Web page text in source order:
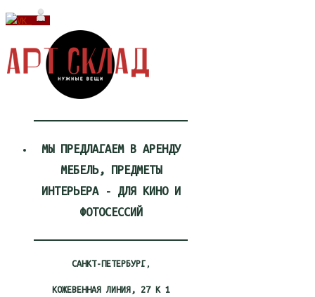
Перейти
содержимому
МЫ ПРЕДЛАГАЕМ В АРЕНДУ
МЕБЕЛЬ, ПРЕДМЕТЫ
ИНТЕРЬЕРА - ДЛЯ КИНО И
ФОТОСЕССИЙ
САНКТ-ПЕТЕРБУРГ,
КОЖЕВЕННАЯ ЛИНИЯ, 27 К 1